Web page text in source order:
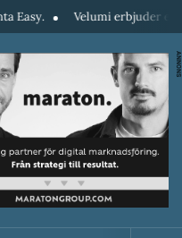
Velumi erbjuder ett
ANNONS